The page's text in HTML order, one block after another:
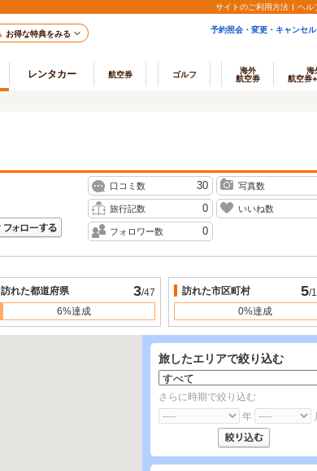
サイトのご利用方法 ヘル
お得な特典をみる 予約照会・変更・キャンセル
レンタカー 航空券 ゴルフ
海外
航空券
海
航空券
口コミ数 30 写真数
旅行記数 0 いいね数
フォロワー数 0
訪れた都道府県 3/47
6%達成
訪れた市区町村 5/
0%達成
旅したエリアで絞り込む
さらに時期で絞り込む
年